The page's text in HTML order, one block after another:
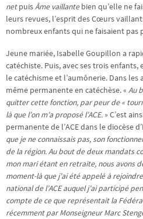
netpuisÂme vaillantebien qu’elle ne
leurs revues, l’esprit des Cœurs
nombreux enfants qui ne faisaient
Jeune mariée, Isabelle Goupillon a
catéchiste. Puis, avec ses trois enfants,
le catéchisme et l’aumônerie. Dans les
même permanente en catéchèse. « Au
quitter cette fonction, par peur de «
là que l’on m’a proposé l’ACE. » C’est
permanente de l’ACE dans le diocèse
que je ne connaissais pas, son
de la région. Au bout de deux mandats
mon mari étant en retraite, nous avons
moment-là que j’ai été appelé à
national de l’ACE auquel j’ai participé
compte de ce que représentait la
récemment par Monseigneur Marc